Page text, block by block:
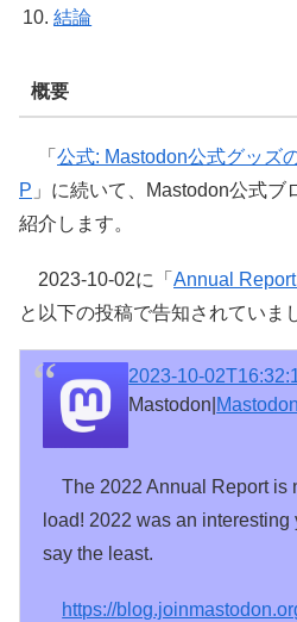
結論
概要
「 公式: Mastodon公式グッズ
P 」に続いて、Mastodon公式
紹介します。
2023-10-02に「 Annual
と以下の投稿で告知されていま
2023-10-
Mastodon|
The 2022 Annual Report is
load! 2022 was an
say the least.
https://